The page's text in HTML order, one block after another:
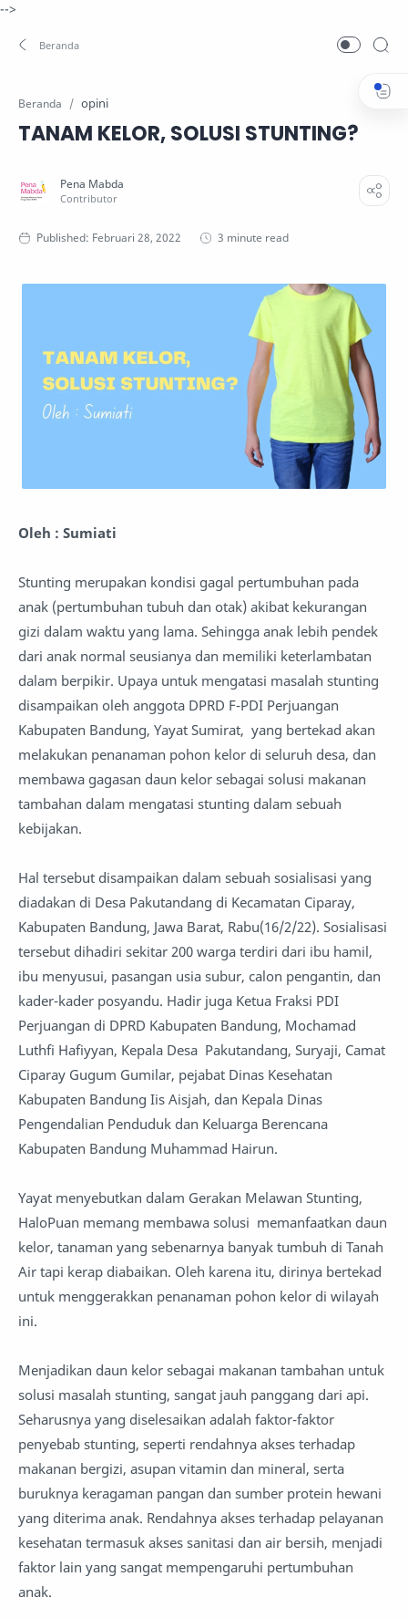
-->
Beranda opini
TANAM KELOR, SOLUSI STUNTING?
3 minute read
Oleh : Sumiati
Stunting merupakan kondisi gagal pertumbuhan pada
anak (pertumbuhan tubuh dan otak) akibat kekurangan
gizi dalam waktu yang lama. Sehingga anak lebih pendek
dari anak normal seusianya dan memiliki keterlambatan
dalam berpikir. Upaya untuk mengatasi masalah stunting
disampaikan oleh anggota DPRD F-PDI Perjuangan
Kabupaten Bandung, Yayat Sumirat, yang bertekad akan
melakukan penanaman pohon kelor di seluruh desa, dan
membawa gagasan daun kelor sebagai solusi makanan
tambahan dalam mengatasi stunting dalam sebuah
kebijakan.
Hal tersebut disampaikan dalam sebuah sosialisasi yang
diadakan di Desa Pakutandang di Kecamatan Ciparay,
Kabupaten Bandung, Jawa Barat, Rabu(16/2/22). Sosialisasi
tersebut dihadiri sekitar 200 warga terdiri dari ibu hamil,
ibu menyusui, pasangan usia subur, calon pengantin, dan
kader-kader posyandu. Hadir juga Ketua Fraksi PDI
Perjuangan di DPRD Kabupaten Bandung, Mochamad
Luthfi Hafiyyan, Kepala Desa Pakutandang, Suryaji, Camat
Ciparay Gugum Gumilar, pejabat Dinas Kesehatan
Kabupaten Bandung Iis Aisjah, dan Kepala Dinas
Pengendalian Penduduk dan Keluarga Berencana
Kabupaten Bandung Muhammad Hairun.
Yayat menyebutkan dalam Gerakan Melawan Stunting,
HaloPuan memang membawa solusi memanfaatkan daun
kelor, tanaman yang sebenarnya banyak tumbuh di Tanah
Air tapi kerap diabaikan. Oleh karena itu, dirinya bertekad
untuk menggerakkan penanaman pohon kelor di wilayah
ini.
Menjadikan daun kelor sebagai makanan tambahan untuk
solusi masalah stunting, sangat jauh panggang dari api.
Seharusnya yang diselesaikan adalah faktor-faktor
penyebab stunting, seperti rendahnya akses terhadap
makanan bergizi, asupan vitamin dan mineral, serta
buruknya keragaman pangan dan sumber protein hewani
yang diterima anak. Rendahnya akses terhadap pelayanan
kesehatan termasuk akses sanitasi dan air bersih, menjadi
faktor lain yang sangat mempengaruhi pertumbuhan
anak.